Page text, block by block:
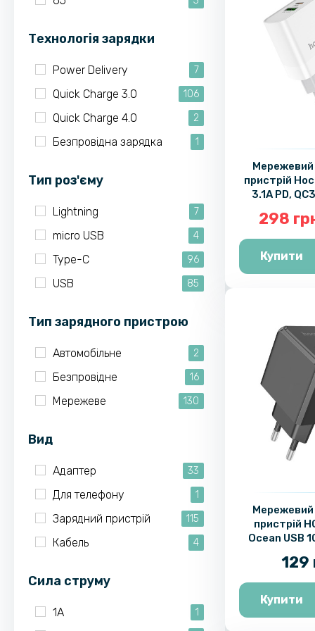
Технологія зарядки
Power Delivery 7
Quick Charge 3.0 106
Quick Charge 4.0 2
Безпровідна зарядка 1
Тип роз'єму
Lightning 7
micro USB 4
Type-C 96
USB 85
Тип зарядного пристрою
Автомобільне 2
Безпровідне 16
Мережеве 130
Вид
Адаптер 33
Для телефону 1
Зарядний пристрій 115
Кабель 4
Сила струму
1A 1
Мережевий
пристрій
3.1A PD,
298
Купити
Мережевий
пристрій
Ocean USB
129
Купити